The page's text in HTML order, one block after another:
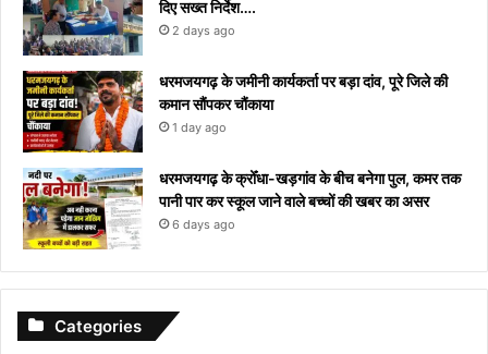
दिए सख्त निर्देश….
2 days ago
धरमजयगढ़ के जमीनी कार्यकर्ता पर बड़ा दांव, पूरे जिले की
कमान सौंपकर चौंकाया
1 day ago
धरमजयगढ़ के क्रोँधा-खड़गांव ​के बीच बनेगा पुल, कमर तक
पानी पार कर स्कूल जाने वाले बच्चों की खबर का असर​
6 days ago
Categories